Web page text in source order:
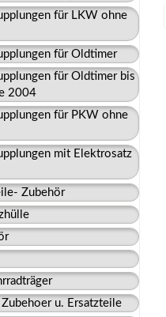
für LKW ohne
für Oldtimer
für Oldtimer bis
2004
für PKW ohne
mit Elektrosatz
Zubehör
u. Ersatzteile